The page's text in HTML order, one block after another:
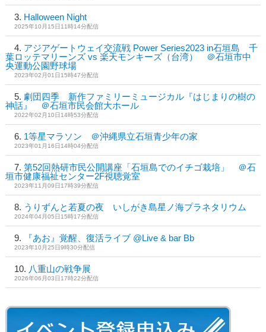
Halloween Night
2025年10月15日11時14分配信
アジアゲートウェイ交流戦 Power Series2023 in石垣島 千
葉ロッテマリーンズ vs 楽天モンキーズ（台湾） ＠石垣市中
央運動公園野球場
2023年02月01日15時47分配信
劇団四季 新作ファミリーミュージカル『はじまりの樹の
神話』 ＠石垣市民会館大ホール
2022年02月10日14時53分配信
1等星マラソン ＠沖縄県立石垣青少年の家
2023年01月16日14時04分配信
第52回熱研市民公開講座「石垣島でのイチゴ栽培」 ＠石
垣市健康福祉センター2F視聴覚室
2023年11月09日17時39分配信
うりずんと若夏の夜 いしがき島星ノ海プラネタリウム
2024年04月05日15時17分配信
『あお』覚醒、復活ライブ @Live & bar Bb
2023年10月25日9時30分配信
八重山の戦争展
2026年06月03日17時22分配信